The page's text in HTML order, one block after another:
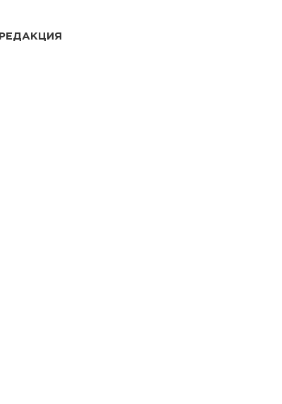
РЕДАКЦИЯ